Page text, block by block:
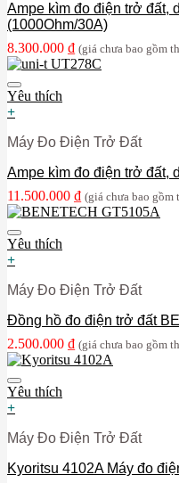
Ampe kìm đo điện trở đất,
(1000Ohm/30A)
8.300.000 ₫ (giá chưa bao gồm
Yêu thích
+
Máy Đo Điện Trở Đất
Ampe kìm đo điện trở đất,
11.500.000 ₫ (giá chưa bao gồm
Yêu thích
+
Máy Đo Điện Trở Đất
Đồng hồ đo điện trở đất
2.500.000 ₫ (giá chưa bao gồm
Yêu thích
+
Máy Đo Điện Trở Đất
Kyoritsu 4102A Máy đo